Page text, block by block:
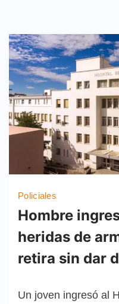
Policiales
Hombre
heridas de
retira sin dar
Un joven ingresó al